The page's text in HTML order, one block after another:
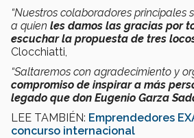
“Nuestros colaboradores principales
a quien les damos las gracias por
escuchar la propuesta de tres
Clocchiatti,
“Saltaremos con agradecimiento y
compromiso de inspirar a más
legado que don Eugenio Garza
LEE TAMBIÉN: Emprendedores
concurso internacional